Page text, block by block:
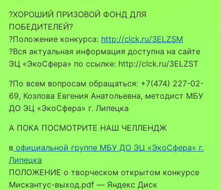
?ХОРОШИЙ ПРИЗОВОЙ ФОНД ДЛЯ
ПОБЕДИТЕЛЕЙ?
?Положение конкурса: http://clck.ru/3ELZSM
?Вся актуальная информация доступна на сайте
ЭЦ «ЭкоСфера» по ссылке: http://clck.ru/3ELZST
?По всем вопросам обращаться: +7(474) 227-02-
69, Козлова Евгения Анатольевна, методист МБУ
ДО ЭЦ «ЭкоСфера» г. Липецка
А ПОКА ПОСМОТРИТЕ НАШ ЧЕЛЛЕНДЖ
вофициальной группе МБУ ДО ЭЦ «ЭкоСфера» г.
Липецка
ПОЛОЖЕНИЕ о творческом открытом конкурсе
Мискантус-выход.pdf — Яндекс Диск